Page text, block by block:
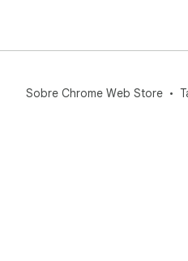
Sobre Chrome Web Store